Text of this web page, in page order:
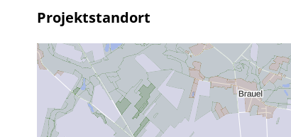
Projektstandort